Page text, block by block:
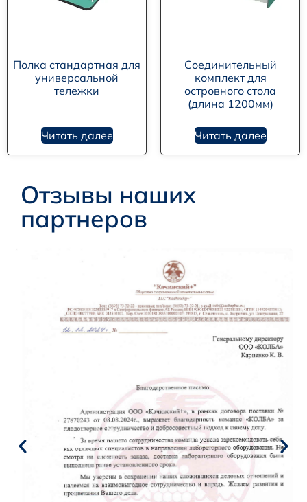
Полка стандартная для
универсальной
тележки
Читать далее
Соединительный
комплект для
островного стола
(длина 1200мм)
Читать далее
Отзывы наших
партнеров